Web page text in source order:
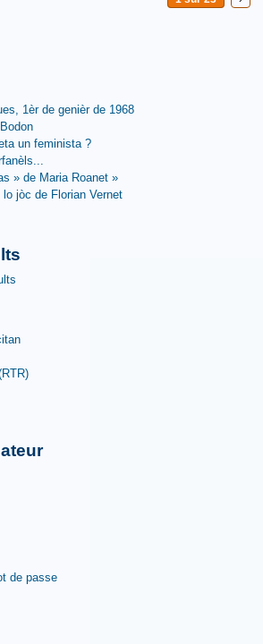
1èr de genièr de 1968
un feminista ?
» de Maria Roanet »
lo jòc de Florian Vernet
de passe